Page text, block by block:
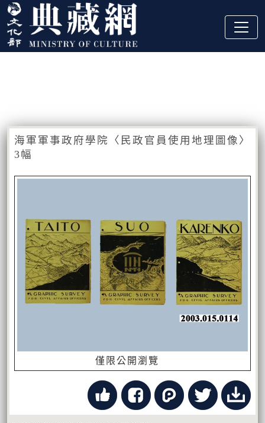
跳到主要內容
:::
海軍軍事政府學院〈民政官員使用地理圖像〉
3幅
僅限公開瀏覽